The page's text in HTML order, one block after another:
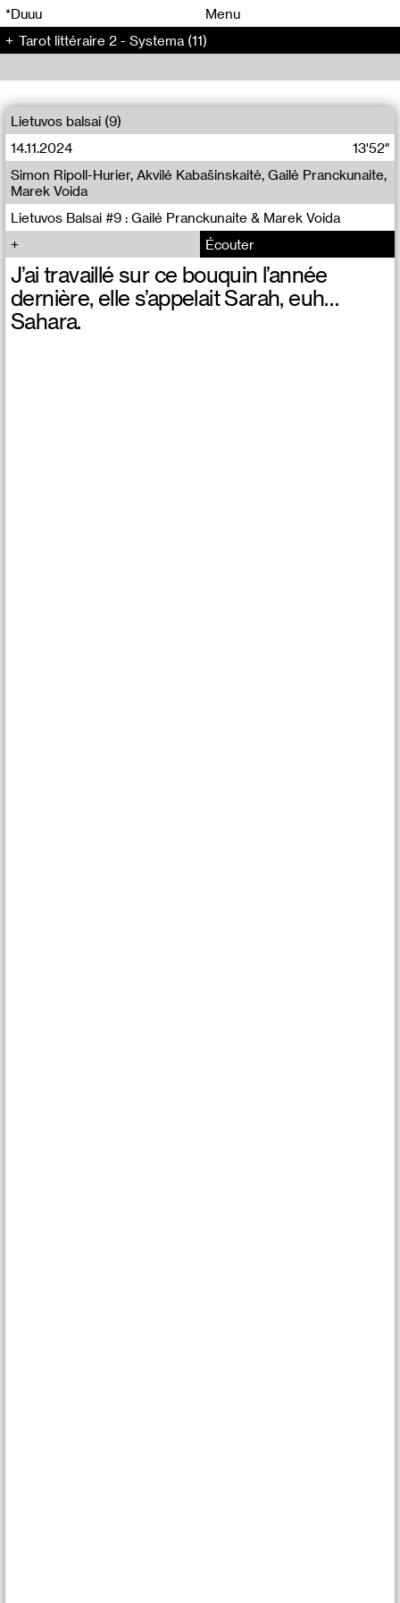
*Duuu
Menu
Tarot littéraire 2 - Systema (11)
Lietuvos balsai (9)
14.11.2024
13'52"
Lietuvos Balsai #9 : Gailė Pranckunaite & Marek Voida
Simon Ripoll-Hurier, Akvilė Kabašinskaitė, Gailė Pranckunaite,
Marek Voida
Écouter
J’ai travaillé sur ce bouquin l’année
dernière, elle s’appelait Sarah, euh…
Sahara.
00 00
00 00